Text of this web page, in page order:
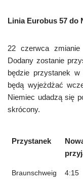
Linia Eurobus 57 do
22 czerwca zmianie
Dodany zostanie
będzie przystanek w
będą wyjeżdżać
Niemiec udadzą się
skrócony.
Przystanek
Braunschweig 4:15